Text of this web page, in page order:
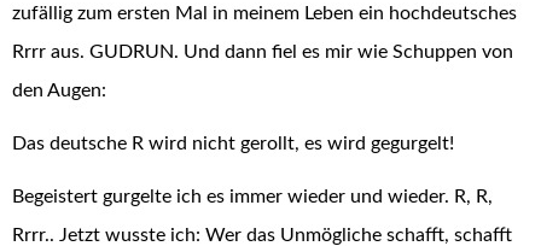
zufällig zum ersten Mal in meinem Leben ein hochdeutsches
Rrrr aus. GUDRUN. Und dann fiel es mir wie Schuppen von
den Augen:
Das deutsche R wird nicht gerollt, es wird gegurgelt!
Begeistert gurgelte ich es immer wieder und wieder. R, R,
Rrrr.. Jetzt wusste ich: Wer das Unmögliche schafft, schafft